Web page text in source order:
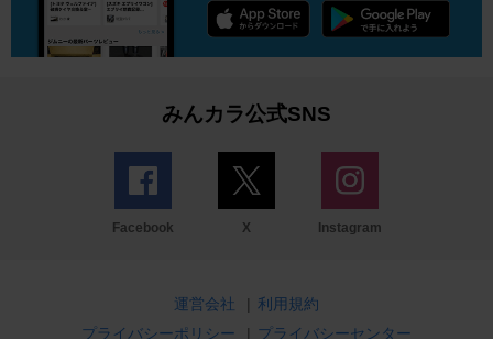
みんカラ公式SNS
Facebook X Instagram
運営会社 | 利用規約
プライバシーポリシー
| プライバシーセンター